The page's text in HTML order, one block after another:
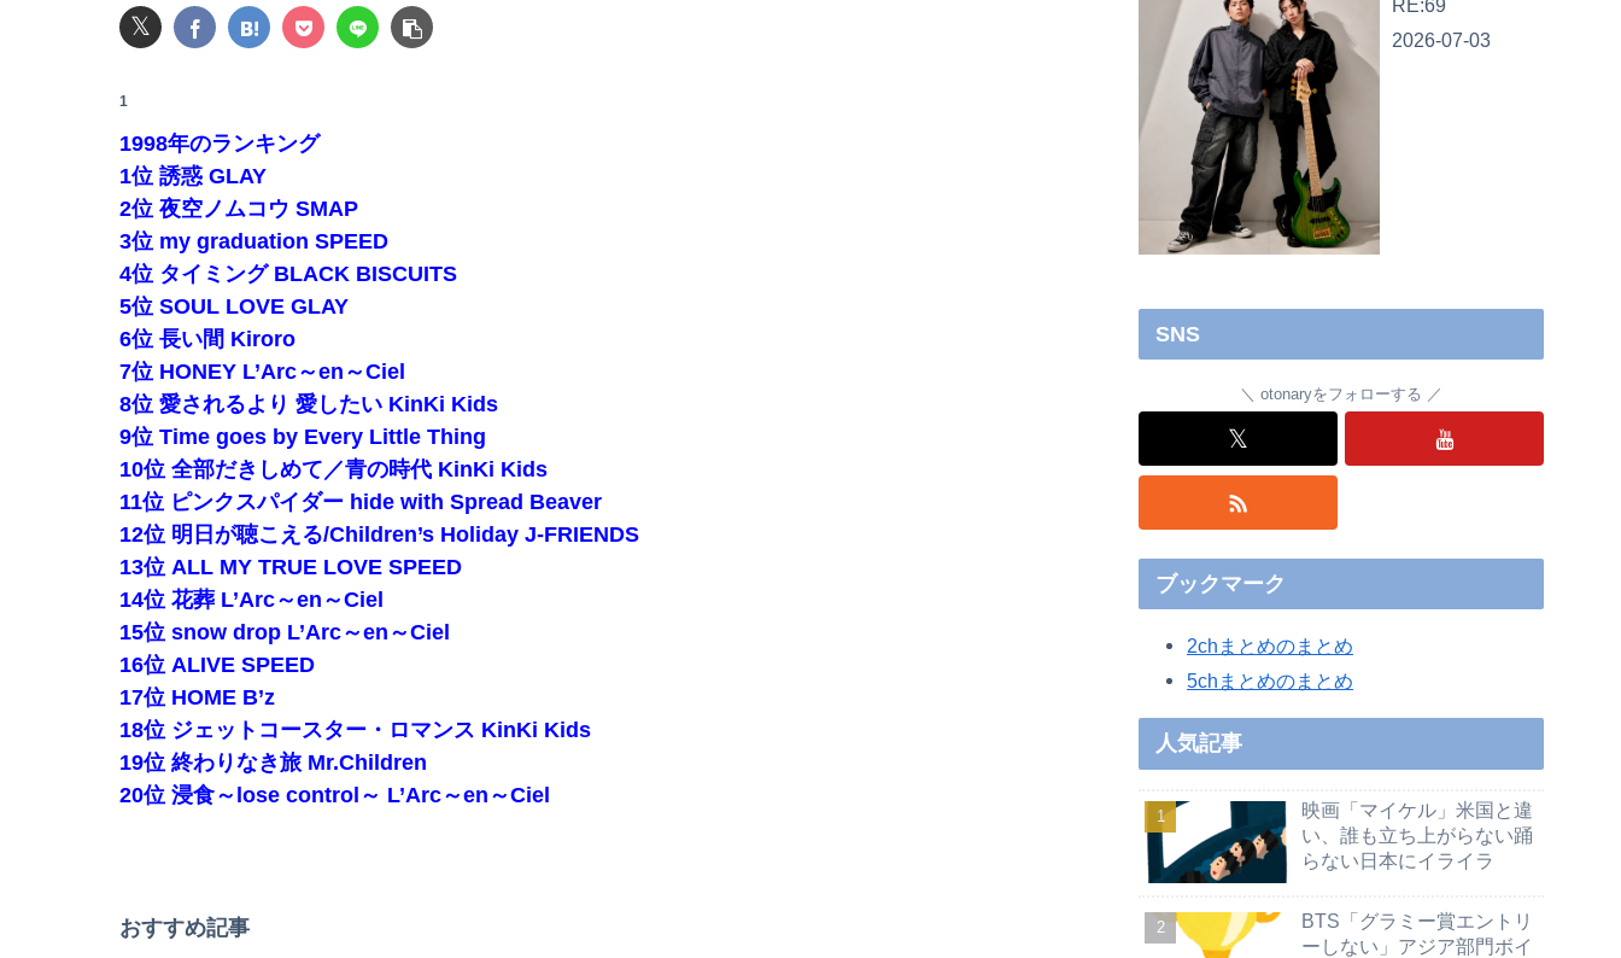
レインボー池田、超美人女子アナと結婚wwwwwww
【朗報】山本由伸さん、8回3失点wwwwwwwwwwwwwwwwwwww
【夏はパチ屋へ】これがパチ●コ屋なら全部無料という事実ｗｗｗｗｗｗｗｗ
主人の通帳を見たら、１０年間仕送りしている女性がいた。主人に問い詰めたら、白状して...
【日向坂46】運動神経良い人と悪い人の対比をご覧ください…
【速報】井上和の近影、マジでデカい。何がとは言わんが
こいつは本物の天才だと思ったやつに会ったことある？
【画像】最強の休日を貼る
言うほどスーパーカブって良いバイクか？
レス半年で妻の胸が小さくなった。だが突然・・・
森山みなみアナ、胸元から谷間を見せつけるお辞儀GIF祭り
海外「日本は戦勝国なんだよ」 戦後の日本人の特別な生き様に各国から称賛の声
夏の風物詩が喰い物に…隅田川花火大会で暗躍した中国人「場所取り転売ヤー」の高笑い
𝕏
1
1998年のランキング
1位 誘惑 GLAY
2位 夜空ノムコウ SMAP
3位 my graduation SPEED
4位 タイミング BLACK BISCUITS
5位 SOUL LOVE GLAY
6位 長い間 Kiroro
7位 HONEY L’Arc～en～Ciel
8位 愛されるより 愛したい KinKi Kids
9位 Time goes by Every Little Thing
10位 全部だきしめて／青の時代 KinKi Kids
11位 ピンクスパイダー hide with Spread Beaver
12位 明日が聴こえる/Children’s Holiday J-FRIENDS
13位 ALL MY TRUE LOVE SPEED
14位 花葬 L’Arc～en～Ciel
15位 snow drop L’Arc～en～Ciel
16位 ALIVE SPEED
17位 HOME B’z
18位 ジェットコースター・ロマンス KinKi Kids
19位 終わりなき旅 Mr.Children
20位 浸食～lose control～ L’Arc～en～Ciel
おすすめ記事
RE:69
2026-07-03
SNS
otonaryをフォローする
𝕏
ブックマーク
2chまとめのまとめ
5chまとめのまとめ
人気記事
映画「マイケル」米国と違
い、誰も立ち上がらない踊
らない日本にイライラ
BTS「グラミー賞エントリ
ーしない」アジア部門ボイ